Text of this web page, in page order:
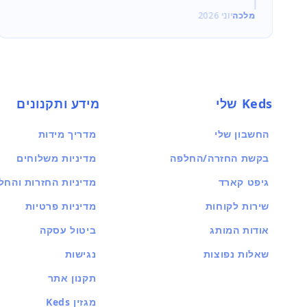
Keds שלי
החשבון שלי
בקשת החזרה/החלפה
גיפט קארד
שירות לקוחות
אודות המותג
שאלות נפוצות
מידע ותקנונים
מדריך מידות
מדיניות משלוחים
מדיניות החזרות
מדיניות פרטיות
ביטול עסקה
נגישות
תקנון אתר
מגזין Keds